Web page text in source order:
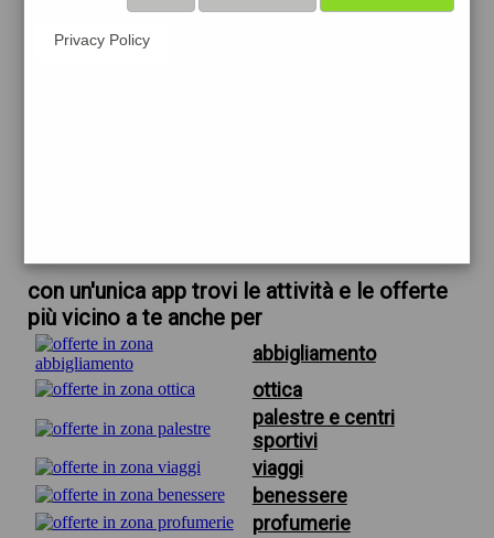
con un'unica app trovi le attività e le offerte
più vicino a te anche per
abbigliamento
ottica
palestre e centri
sportivi
viaggi
benessere
profumerie
Privacy Policy